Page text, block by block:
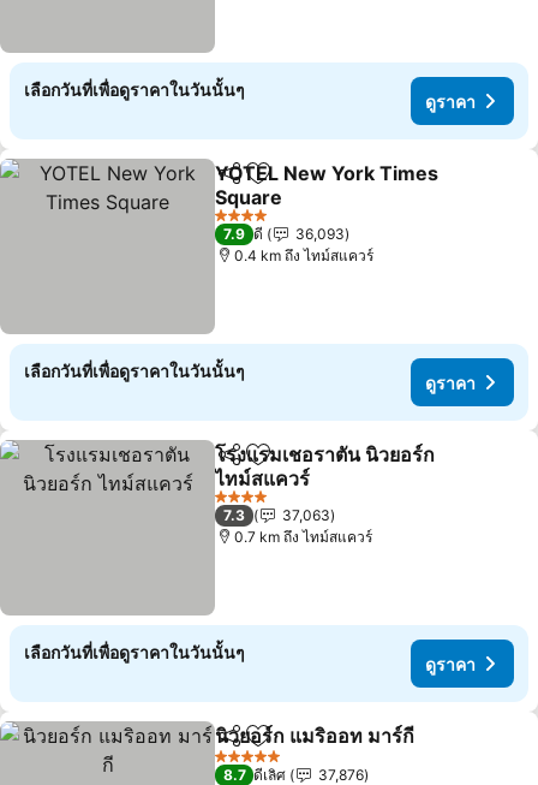
เลือกวันที่เพื่อดูราคาในวันนั้นๆ
ดูราคา
แชร์ เพิ่มในรายการโปรด
YOTEL New York Times
Square
ดูราคา
4 ดาว
7.9 ดี
36,093
0.4 km ถึง ไทม์สแควร์
เลือกวันที่เพื่อดูราคาในวันนั้นๆ
ดูราคา
แชร์ เพิ่มในรายการโปรด
โรงแรมเชอราตัน นิวยอร์ก
ไทม์สแควร์
ดูราคา
4 ดาว
7.3
37,063
0.7 km ถึง ไทม์สแควร์
เลือกวันที่เพื่อดูราคาในวันนั้นๆ
ดูราคา
แชร์ เพิ่มในรายการโปรด
นิวยอร์ก แมริออท มาร์กี
5 ดาว
8.7 ดีเลิศ
37,876